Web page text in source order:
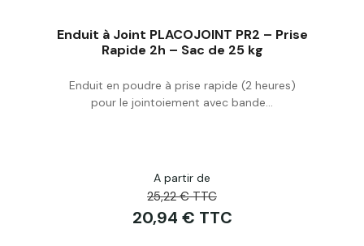
Acheter
Enduit à Joint PLACOJOINT PR2 – Prise
Rapide 2h – Sac de 25 kg
Enduit en poudre à prise rapide (2 heures)
pour le jointoiement avec bande...
A partir de
25,22 € TTC
20,94 € TTC